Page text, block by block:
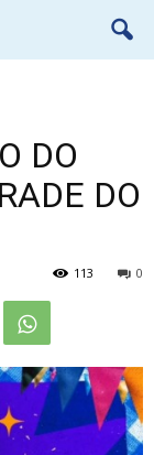
DO
DO
0
113